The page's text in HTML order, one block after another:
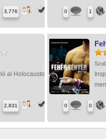
3,776 0 1
al Holocausto
2,831 0 0